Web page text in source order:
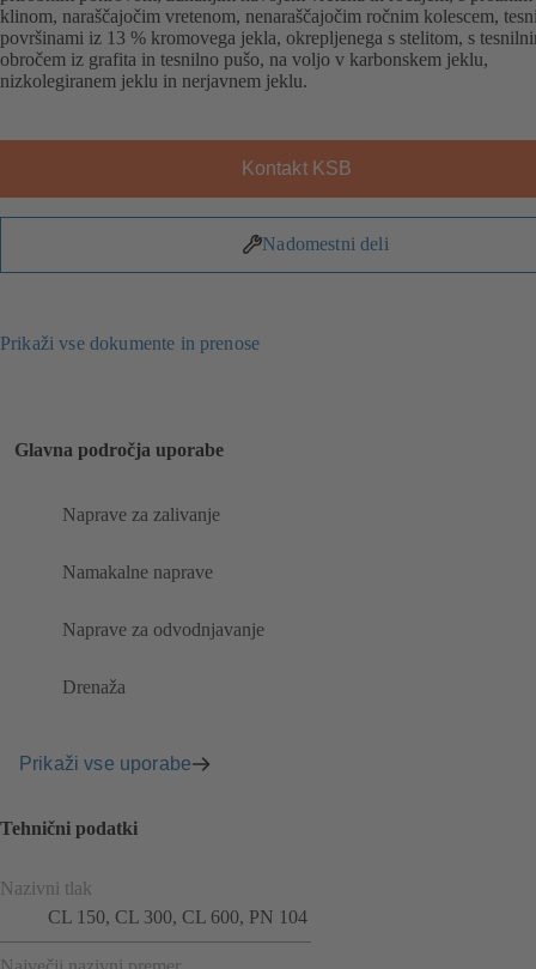
klinom, naraščajočim vretenom, nenaraščajočim ročnim kolescem,
površinami iz 13 % kromovega jekla, okrepljenega s stelitom, s
obročem iz grafita in tesnilno pušo, na voljo v karbonskem jeklu,
nizkolegiranem jeklu in nerjavnem jeklu.
Kontakt KSB
Nadomestni deli
Prikaži vse dokumente in prenose
Glavna področja uporabe
Naprave za zalivanje
Namakalne naprave
Naprave za odvodnjavanje
Drenaža
Prikaži vse uporabe
Tehnični podatki
Nazivni tlak
CL 150, CL 300, CL 600, PN 104